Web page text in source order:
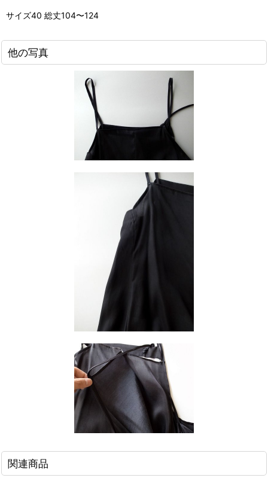
サイズ40 総丈104〜124
他の写真
関連商品